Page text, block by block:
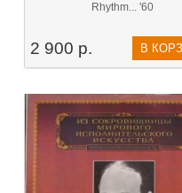
Rhythm... '60
2 900 р. В